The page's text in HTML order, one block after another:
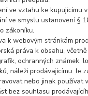
ve vztahu ke kupujícímu
ve smyslu ustanovení §
zákoníku.
k webovým stránkám
práva k obsahu,
ochranných známek,
náleží prodávajícímu. Je
nebo jinak používat
bez souhlasu